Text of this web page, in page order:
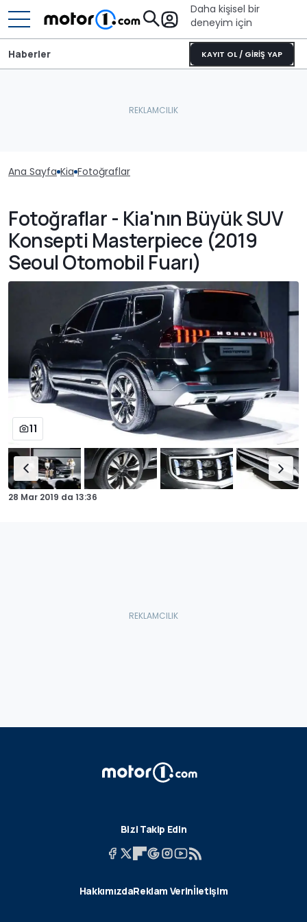
Daha kişisel bir
deneyim için
KAYIT OL / GİRİŞ YAP
Haberler
Ana Sayfa Kia Fotoğraflar
Fotoğraflar - Kia'nın Büyük SUV
Konsepti Masterpiece (2019
Seoul Otomobil Fuarı)
11
28 Mar 2019 da 13:36
Bizi Takip Edin
HakkımızdaReklam Verinİletişim